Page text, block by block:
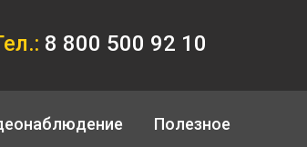
8 800 500 92 10
Полезное